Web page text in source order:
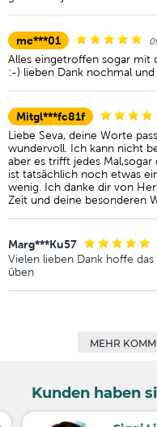
me***01
Alles eingetroffen sogar mit
:-) lieben Dank nochmal und
Mitgl***fc81f
Liebe Seva, deine Worte
wundervoll. Ich kann nicht
aber es trifft jedes
ist tatsächlich noch etwas
wenig. Ich danke dir von
Zeit und deine besonderen
Marg***Ku57
Vielen lieben Dank hoffe
üben
MEHR
Kunden haben